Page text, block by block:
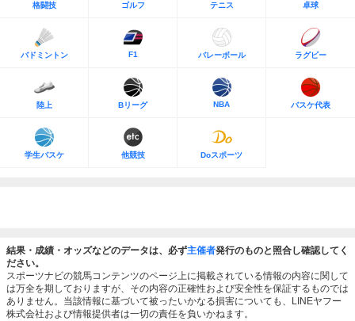
格闘技 ゴルフ テニス 卓球
バドミントン F1 バレーボール ラグビー
陸上 Bリーグ NBA バスケ代表
学生バスケ 他競技 Doスポーツ
結果・成績・オッズなどのデータは、必ず主催者発行のものと照合し確認してく
ださい。
スポーツナビの競馬コンテンツのページ上に掲載されている情報の内容に関して
は万全を期しておりますが、その内容の正確性および安全性を保証するものでは
ありません。当該情報に基づいて被ったいかなる損害についても、LINEヤフー
株式会社および情報提供者は一切の責任を負いかねます。